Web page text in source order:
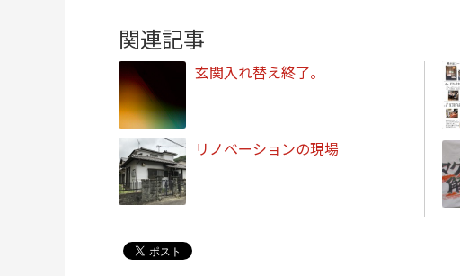
関連記事
玄関入れ替え終了。
リノベーションの現場